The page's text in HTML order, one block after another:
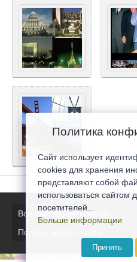
Все последние новости
Полная версия сайта
Политика
Сайт использует
cookies для хранения
представляют собой
использоваться сайтом
посетителей...
Больше информации
Принять